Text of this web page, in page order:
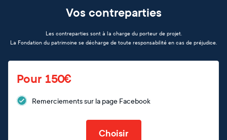
Vos contreparties
Les contreparties sont à la charge du porteur de projet.
La Fondation du patrimoine se décharge de toute responsabilité en cas de préjudice.
Pour 150€
Remerciements sur la page Facebook
Choisir